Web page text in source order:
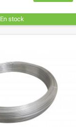
En stock